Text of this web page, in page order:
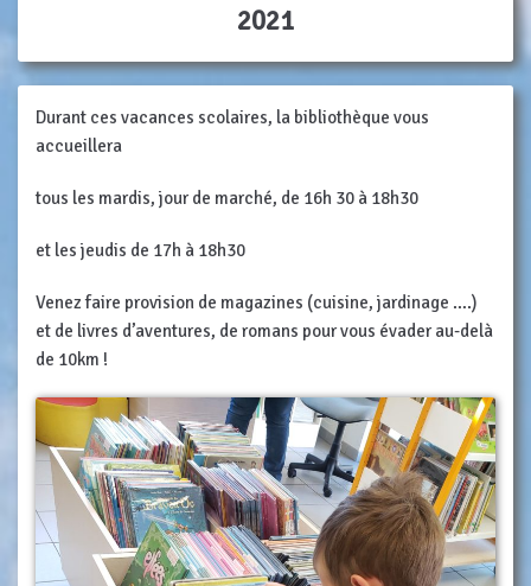
2021
Durant ces vacances scolaires, la bibliothèque vous
accueillera
tous les mardis, jour de marché, de 16h 30 à 18h30
et les jeudis de 17h à 18h30
Venez faire provision de magazines (cuisine, jardinage ….)
et de livres d’aventures, de romans pour vous évader au-delà
de 10km !